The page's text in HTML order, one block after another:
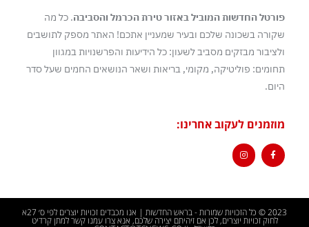
פורטל החדשות המוביל באזור טירת הכרמל והסביבה. כל מה
שקורה בשכונה שלכם ובעיר שמעניין אתכם! האתר מספק לתושבים
ולציבור מבזקים מסביב לשעון: כל הידיעות והפרשנויות במגוון
תחומים: פוליטיקה, מקומי, בריאות ושאר הנושאים החמים שעל סדר
היום.
מוזמנים לעקוב אחרינו:
2023 © כל הזכויות שמורות - בראש החדשות | אנו מכבדים זכויות יוצרים לפי ס׳ 27א
לחוק זכויות יוצרים, לכן אם זיהיתם יצירה שלכם, אנא צרו עמנו קשר למתן קרדיט